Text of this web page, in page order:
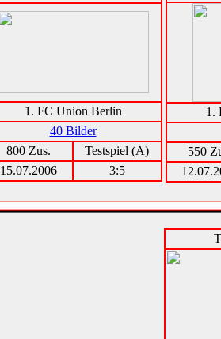
1. FC Union Berlin
40 Bilder
800 Zus.
Testspiel (A)
15.07.2006
3:5
1.
550